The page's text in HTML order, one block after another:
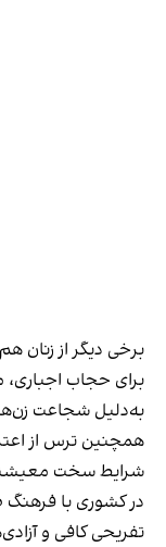
برخی دیگر از زنان
برای حجاب
به‌دلیل شجاعت
همچنین ترس از
شرایط سخت
در کشوری با فرهنگ
تفریحی کافی و